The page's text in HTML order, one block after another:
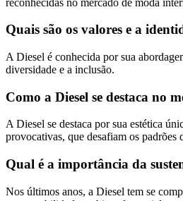
Quais são os valores e a
A Diesel é conhecida por sua
diversidade e a inclusão.
Como a Diesel se destaca no
A Diesel se destaca por sua estética
provocativas, que desafiam os padrões
Qual é a importância da
Nos últimos anos, a Diesel tem se